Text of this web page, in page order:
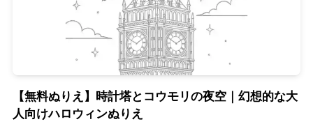
【無料ぬりえ】時計塔とコウモリの夜空｜幻想的な大
人向けハロウィンぬりえ